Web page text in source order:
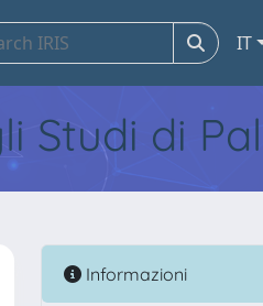
IT
Studi di
Informazioni